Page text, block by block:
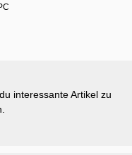
interessante Artikel zu